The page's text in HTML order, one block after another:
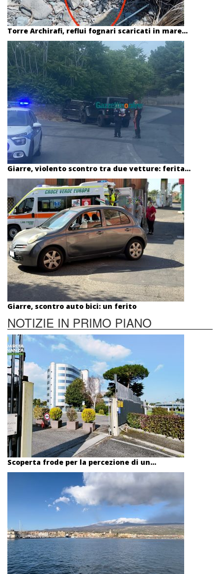
Torre Archirafi, reflui fognari scaricati in mare...
Giarre, violento scontro tra due vetture: ferita...
Giarre, scontro auto bici: un ferito
NOTIZIE IN PRIMO PIANO
Scoperta frode per la percezione di un...